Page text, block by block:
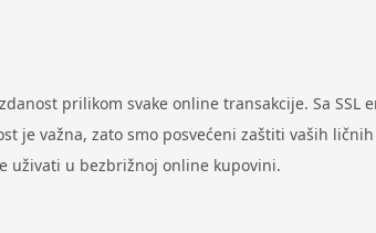
prilikom svake online transakcije. Sa
je važna, zato smo posvećeni zaštiti vaših
uživati u bezbrižnoj online kupovini.